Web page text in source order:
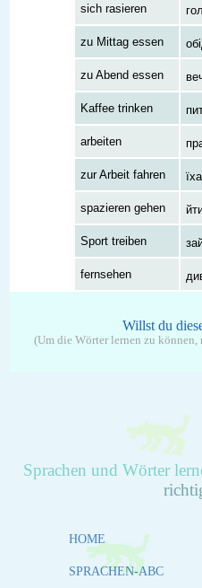
sich rasieren
zu Mittag essen
zu Abend essen
Kaffee trinken
arbeiten
zur Arbeit fahren
spazieren gehen
Sport treiben
fernsehen
Willst du
(Um die Wörter lernen zu
Sprachen und Wörter
HOME
SPRACHEN-ABC